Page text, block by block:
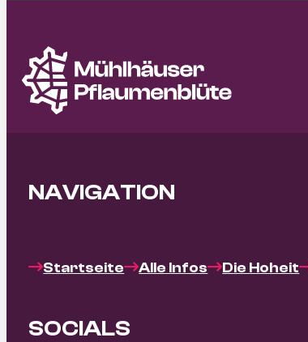
NAVIGATION
Startseite Alle Infos Die Hoheit
SOCIALS